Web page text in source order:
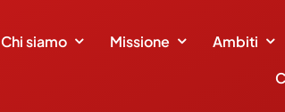
Chi siamo Missione Ambiti